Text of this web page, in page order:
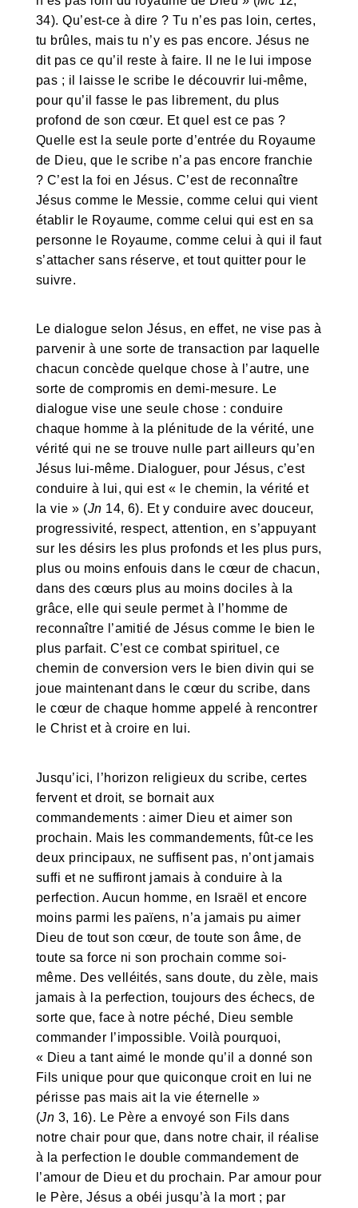
34). Qu’est-ce à dire ? Tu n’es pas loin, certes,
tu brûles, mais tu n’y es pas encore. Jésus ne
dit pas ce qu’il reste à faire. Il ne le lui impose
pas ; il laisse le scribe le découvrir lui-même,
pour qu’il fasse le pas librement, du plus
profond de son cœur. Et quel est ce pas ?
Quelle est la seule porte d’entrée du Royaume
de Dieu, que le scribe n’a pas encore franchie
? C’est la foi en Jésus. C’est de reconnaître
Jésus comme le Messie, comme celui qui vient
établir le Royaume, comme celui qui est en sa
personne le Royaume, comme celui à qui il faut
s’attacher sans réserve, et tout quitter pour le
suivre.
Le dialogue selon Jésus, en effet, ne vise pas à
parvenir à une sorte de transaction par laquelle
chacun concède quelque chose à l’autre, une
sorte de compromis en demi-mesure. Le
dialogue vise une seule chose : conduire
chaque homme à la plénitude de la vérité, une
vérité qui ne se trouve nulle part ailleurs qu’en
Jésus lui-même. Dialoguer, pour Jésus, c’est
conduire à lui, qui est « le chemin, la vérité et
la vie » (Jn 14, 6). Et y conduire avec douceur,
progressivité, respect, attention, en s’appuyant
sur les désirs les plus profonds et les plus purs,
plus ou moins enfouis dans le cœur de chacun,
dans des cœurs plus au moins dociles à la
grâce, elle qui seule permet à l’homme de
reconnaître l’amitié de Jésus comme le bien le
plus parfait. C’est ce combat spirituel, ce
chemin de conversion vers le bien divin qui se
joue maintenant dans le cœur du scribe, dans
le cœur de chaque homme appelé à rencontrer
le Christ et à croire en lui.
Jusqu’ici, l’horizon religieux du scribe, certes
fervent et droit, se bornait aux
commandements : aimer Dieu et aimer son
prochain. Mais les commandements, fût-ce les
deux principaux, ne suffisent pas, n’ont jamais
suffi et ne suffiront jamais à conduire à la
perfection. Aucun homme, en Israël et encore
moins parmi les païens, n’a jamais pu aimer
Dieu de tout son cœur, de toute son âme, de
toute sa force ni son prochain comme soi-
même. Des velléités, sans doute, du zèle, mais
jamais à la perfection, toujours des échecs, de
sorte que, face à notre péché, Dieu semble
commander l’impossible. Voilà pourquoi,
« Dieu a tant aimé le monde qu’il a donné son
Fils unique pour que quiconque croit en lui ne
périsse pas mais ait la vie éternelle »
(Jn 3, 16). Le Père a envoyé son Fils dans
notre chair pour que, dans notre chair, il réalise
à la perfection le double commandement de
l’amour de Dieu et du prochain. Par amour pour
le Père, Jésus a obéi jusqu’à la mort ; par